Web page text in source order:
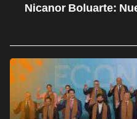
Nicanor Boluarte: